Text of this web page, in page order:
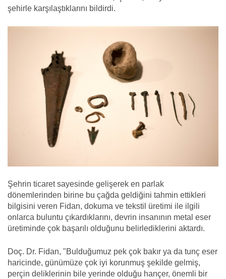
şehirle karşılaştıklarını bildirdi.
Şehrin ticaret sayesinde gelişerek en parlak
dönemlerinden birine bu çağda geldiğini tahmin ettikleri
bilgisini veren Fidan, dokuma ve tekstil üretimi ile ilgili
onlarca buluntu çıkardıklarını, devrin insanının metal eser
üretiminde çok başarılı olduğunu belirlediklerini aktardı.
Doç. Dr. Fidan, "Bulduğumuz pek çok bakır ya da tunç eser
haricinde, günümüze çok iyi korunmuş şekilde gelmiş,
perçin deliklerinin bile yerinde olduğu hançer, önemli bir